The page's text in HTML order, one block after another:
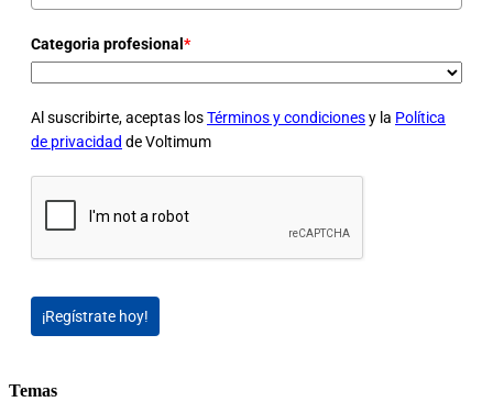
Categoria profesional *
Al suscribirte, aceptas losTérminos y condicionesy la Política
de privacidad de Voltimum
¡Regístrate hoy!
Temas